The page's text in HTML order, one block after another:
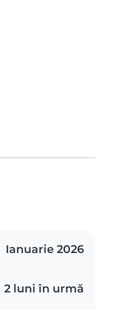
Ianuarie 2026
2 luni în urmă